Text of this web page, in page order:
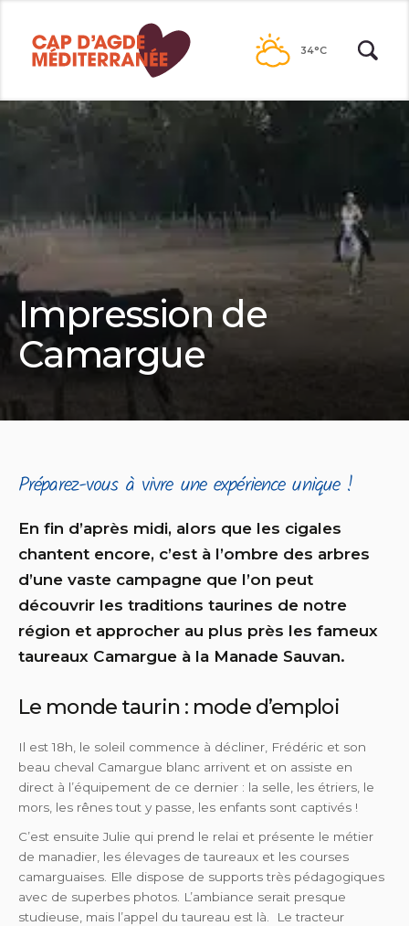
contenu
34°C
Impression de
Camargue
Préparez-vous à vivre une expérience unique !
En fin d’après midi, alors que les cigales
chantent encore, c’est à l’ombre des arbres
d’une vaste campagne que l’on peut
découvrir les traditions taurines de notre
région et approcher au plus près les fameux
taureaux Camargue à la Manade Sauvan.
Le monde taurin : mode d’emploi
Il est 18h, le soleil commence à décliner, Frédéric et son
beau cheval Camargue blanc arrivent et on assiste en
direct à l’équipement de ce dernier : la selle, les étriers, le
mors, les rênes tout y passe, les enfants sont captivés !
C’est ensuite Julie qui prend le relai et présente le métier
de manadier, les élevages de taureaux et les courses
camarguaises. Elle dispose de supports très pédagogiques
avec de superbes photos. L’ambiance serait presque
studieuse, mais l’appel du taureau est là. Le tracteur